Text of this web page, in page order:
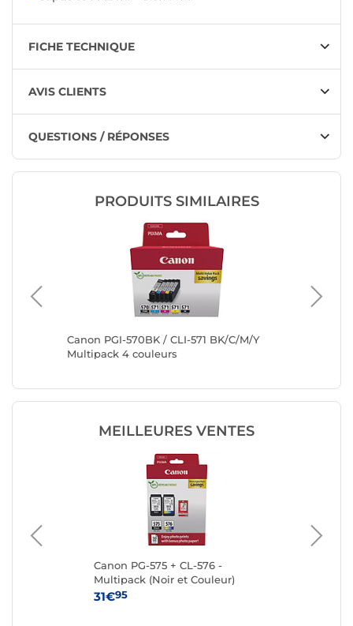
FICHE TECHNIQUE
AVIS CLIENTS
QUESTIONS / RÉPONSES
PRODUITS SIMILAIRES
Canon PGI-570BK / CLI-571 BK/C/M/Y
Multipack 4 couleurs
MEILLEURES VENTES
Canon PG-575 + CL-576 -
Multipack (Noir et Couleur)
31€95